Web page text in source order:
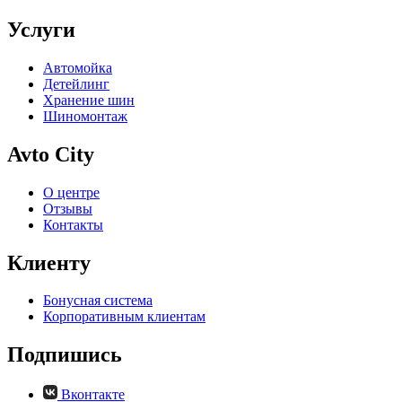
Услуги
Автомойка
Детейлинг
Хранение шин
Шиномонтаж
Avto City
О центре
Отзывы
Контакты
Клиенту
Бонусная система
Корпоративным клиентам
Подпишись
Вконтакте